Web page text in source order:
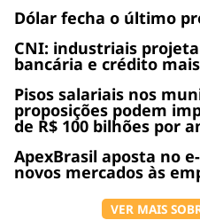
Dólar fecha o último
CNI: industriais
bancária e crédito
Pisos salariais nos
proposições podem
de R$ 100 bilhões por
ApexBrasil aposta no
novos mercados às
VER MAIS